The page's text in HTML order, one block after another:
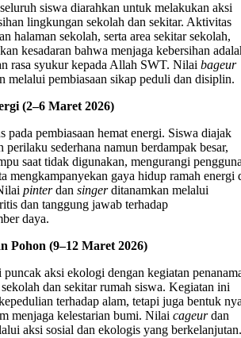
siswa diarahkan untuk melakukan aksi
lingkungan sekolah dan sekitar. Aktivitas
halaman sekolah, serta area sekitar sekolah,
kesadaran bahwa menjaga kebersihan
rasa syukur kepada Allah SWT. Nilai bageur
melalui pembiasaan sikap peduli dan disiplin.
(2–6 Maret 2026)
pada pembiasaan hemat energi. Siswa diajak
sederhana namun berdampak besar,
saat tidak digunakan, mengurangi
mengkampanyekan gaya hidup ramah energi
pinterdan singerditanamkan melalui
dan tanggung jawab terhadap
daya.
Pohon (9–12 Maret 2026)
aksi ekologi dengan kegiatan
dan sekitar rumah siswa. Kegiatan ini
terhadap alam, tetapi juga bentuk
menjaga kelestarian bumi. Nilai cageurdan
aksi sosial dan ekologis yang berkelanjutan.